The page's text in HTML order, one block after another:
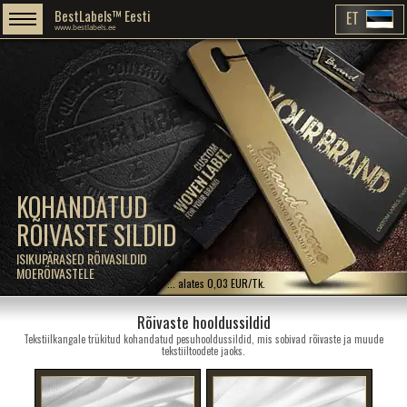
KOHANDATUD
RÕIVASTE SILDID
ISIKUPÄRASED RÕIVASILDID
MOERÕIVASTELE
BestLabels™ Eesti
www.bestlabels.ee ET
... alates 0,03 EUR/Tk.
Rõivaste hooldussildid
Tekstiilkangale trükitud kohandatud pesuhooldussildid, mis sobivad rõivaste ja muude
tekstiiltoodete jaoks.